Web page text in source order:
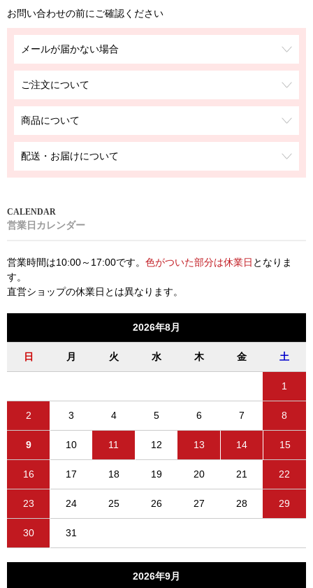
お問い合わせの前にご確認ください
メールが届かない場合
ご注文について
商品について
配送・お届けについて
営業日カレンダー
営業時間は10:00～17:00です。 色がついた部分は休業日 となりま
す。
直営ショップの休業日とは異なります。
2026年8月
日 月 火 水 木 金 土
1
2 3 4 5 6 7 8
9 10 11 12 13 14 15
16 17 18 19 20 21 22
23 24 25 26 27 28 29
30 31
2026年9月